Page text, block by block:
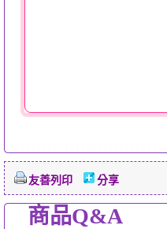
友善列印 分享
商品Q&A